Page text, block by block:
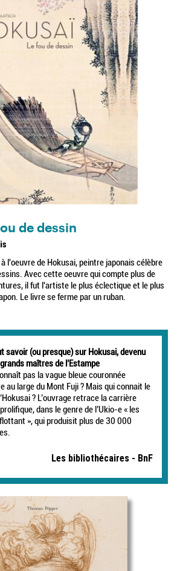
de dessin
l'oeuvre de Hokusai, peintre japonais célèbre
Avec cette oeuvre qui compte plus de
il fut l'artiste le plus éclectique et le plus
Le livre se ferme par un ruban.
savoir (ou presque) sur Hokusai, devenu
grands maîtres de l’Estampe
pas la vague bleue couronnée
au large du Mont Fuji ? Mais qui connait le
? L’ouvrage retrace la carrière
dans le genre de l’Ukio-e « les
», qui produisit plus de 30 000
Les bibliothécaires - BnF